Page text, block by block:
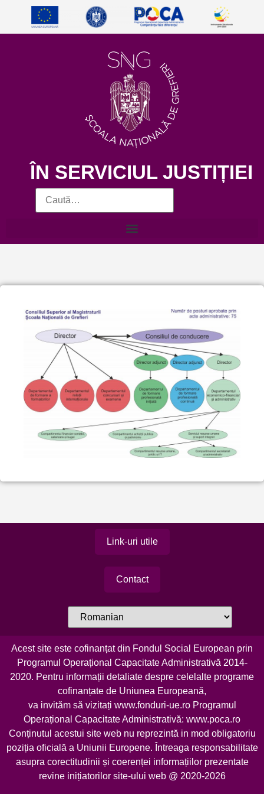
ÎN SERVICIUL JUSTIȚIEI
Link-uri utile
Contact
Acest site este cofinanțat din Fondul Social European prin
Programul Operațional Capacitate Administrativă 2014-
2020. Pentru informații detaliate despre celelalte programe
cofinanțate de Uniunea Europeană,
va invităm să vizitați www.fonduri-ue.roProgramul
Operațional Capacitate Administrativă: www.poca.ro
Conținutul acestui site web nu reprezintă in mod obligatoriu
poziția oficială a Uniunii Europene. Întreaga responsabilitate
asupra corectitudinii și coerenței informațiilor prezentate
revine inițiatorilor site-ului web @ 2020-2026